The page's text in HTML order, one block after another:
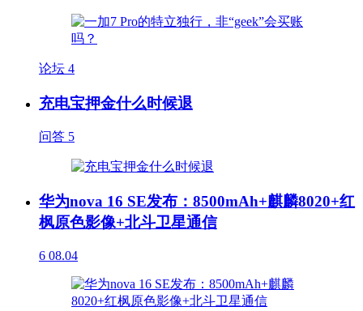
论坛 4
充电宝押金什么时候退
问答 5
华为nova 16 SE发布：8500mAh+麒麟8020+红
枫原色影像+北斗卫星通信
6 08.04